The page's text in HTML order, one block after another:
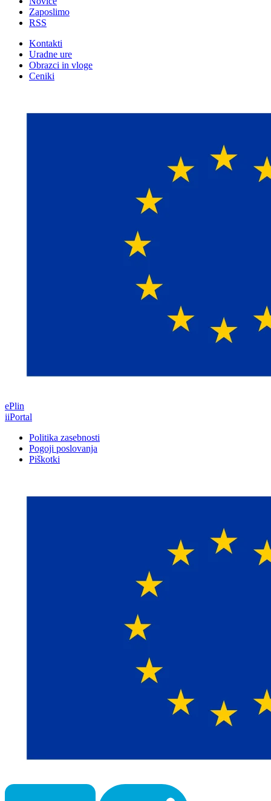
Zaposlimo
RSS
Kontakti
Uradne ure
Obrazci in vloge
Ceniki
ePlin
iiPortal
Politika zasebnosti
Pogoji poslovanja
Piškotki